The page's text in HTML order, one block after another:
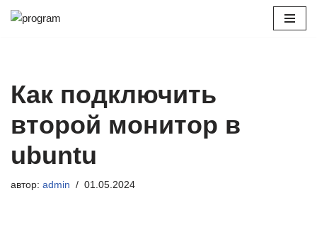
Как подключить
второй монитор в
ubuntu
автор: admin 01.05.2024